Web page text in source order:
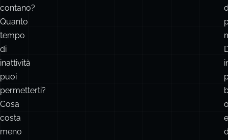
contano?
Quanto
tempo
di
inattività
puoi
permetterti?
Cosa
costa
meno